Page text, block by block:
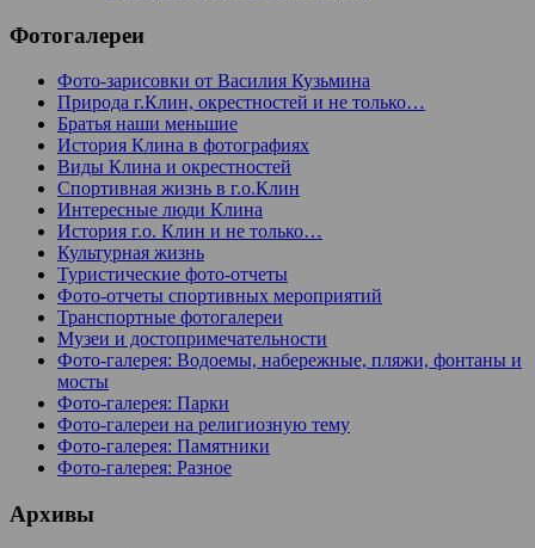
Фотогалереи
Фото-зарисовки от Василия Кузьмина
Природа г.Клин, окрестностей и не только…
Братья наши меньшие
История Клина в фотографиях
Виды Клина и окрестностей
Спортивная жизнь в г.о.Клин
Интересные люди Клина
История г.о. Клин и не только…
Культурная жизнь
Туристические фото-отчеты
Фото-отчеты спортивных мероприятий
Транспортные фотогалереи
Музеи и достопримечательности
Фото-галерея: Водоемы, набережные, пляжи, фонтаны и
мосты
Фото-галерея: Парки
Фото-галереи на религиозную тему
Фото-галерея: Памятники
Фото-галерея: Разное
Архивы